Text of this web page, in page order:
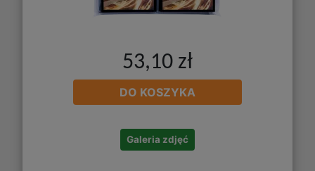
53,10 zł
DO KOSZYKA
Galeria zdjęć